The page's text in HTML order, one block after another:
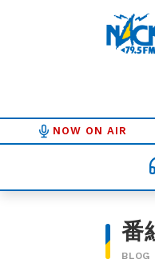
NOW ON AIR
番
BLOG